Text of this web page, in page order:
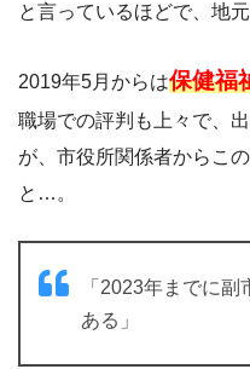
と言っているほどで、地
2019年5月からは保健福
職場での評判も上々で、
が、市役所関係者からこ
と…。
「2023年までに
ある」